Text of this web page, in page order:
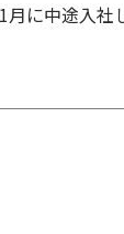
月に中途入